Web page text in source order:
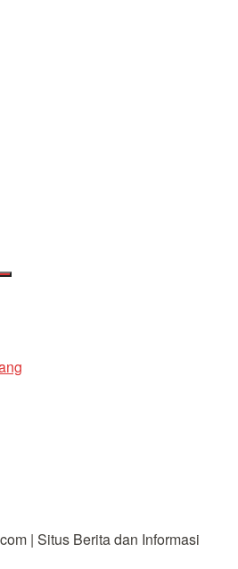
| Situs Berita dan Informasi